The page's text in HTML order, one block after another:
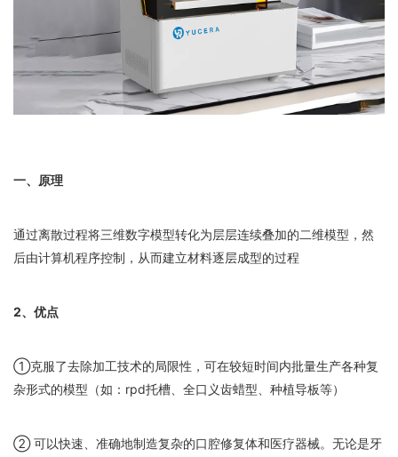
一、原理
通过离散过程将三维数字模型转化为层层连续叠加的二维模型，然
后由计算机程序控制，从而建立材料逐层成型的过程
2、优点
①克服了去除加工技术的局限性，可在较短时间内批量生产各种复
杂形式的模型（如：rpd托槽、全口义齿蜡型、种植导板等）
② 可以快速、准确地制造复杂的口腔修复体和医疗器械。无论是牙